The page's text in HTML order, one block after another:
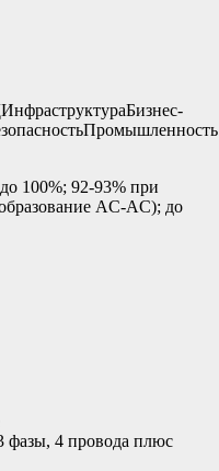
100%; 92-93% при
AC-AC); до
фазы, 4 провода плюс